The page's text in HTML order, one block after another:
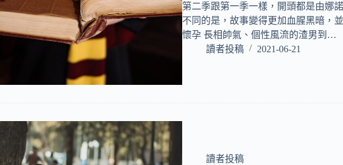
第二季跟第一季一樣，開頭都是由娜
不同的是，故事變得更加血腥黑暗，
懷孕 長相帥氣、個性風流的渣男到…
讀者投稿
2021-06-21
讀者投稿